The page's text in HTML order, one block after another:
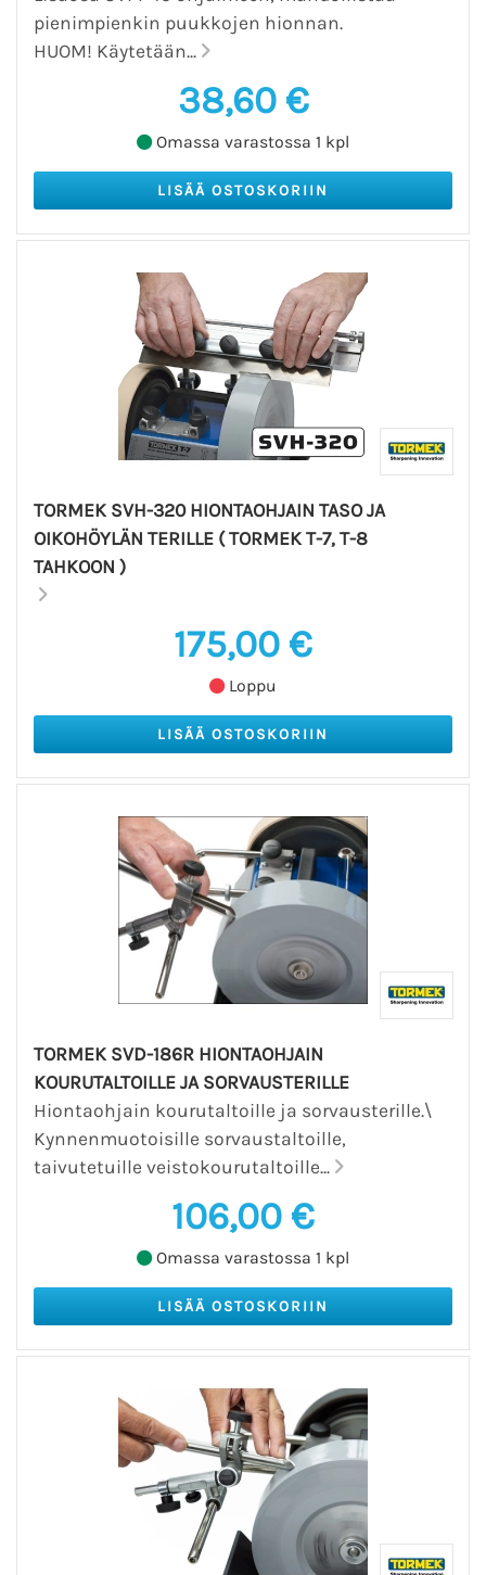
pienimpienkin puukkojen hionnan.
HUOM! Käytetään...
38,60 €
Omassa varastossa 1 kpl
TORMEK SVH-320 HIONTAOHJAIN TASO JA
OIKOHÖYLÄN TERILLE ( TORMEK T-7, T-8
TAHKOON )
175,00 €
Loppu
TORMEK SVD-186R HIONTAOHJAIN
KOURUTALTOILLE JA SORVAUSTERILLE
Hiontaohjain kourutaltoille ja sorvausterille.\
Kynnenmuotoisille sorvaustaltoille,
taivutetuille veistokourutaltoille...
106,00 €
Omassa varastossa 1 kpl